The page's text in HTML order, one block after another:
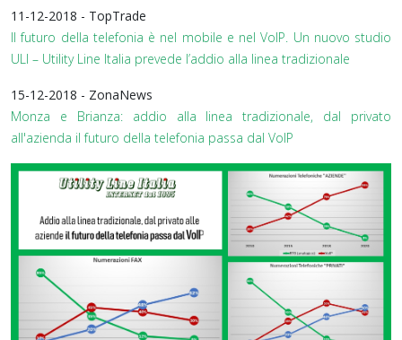
11-12-2018 - TopTrade
Il futuro della telefonia è nel mobile e nel VoIP. Un nuovo studio
ULI – Utility Line Italia prevede l’addio alla linea tradizionale
15-12-2018 - ZonaNews
Monza e Brianza: addio alla linea tradizionale, dal privato
all'azienda il futuro della telefonia passa dal VoIP